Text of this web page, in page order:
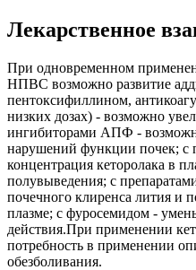
Лекарственное
При одновременном
НПВС возможно развитие
пентоксифиллином,
низких дозах) - возможно
ингибиторами АПФ -
нарушений функции почек; с
концентрация кеторолака в
полувыведения; с
почечного клиренса лития и
плазме; с фуросемидом -
действия.При применении
потребность в применении
обезболивания.